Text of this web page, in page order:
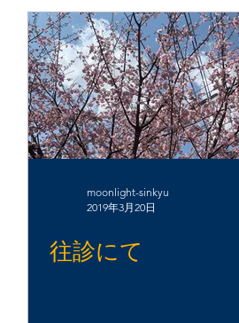
moonlight-sinkyu
2019年3月20日
往診にて